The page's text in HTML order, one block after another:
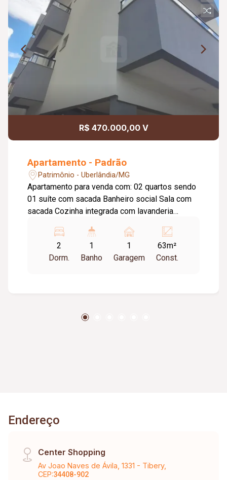
R$ 470.000,00 V
Apartamento - Padrão
Patrimônio - Uberlândia/MG
Apartamento para venda com: 02 quartos sendo
01 suíte com sacada Banheiro social Sala com
sacada Cozinha integrada com lavanderia
garagem 01 elevador Possui Marcenaria
2
Dorm.
1
Banho
1
Garagem
63m²
Const.
Endereço
Center Shopping
Av Joao Naves de Ávila, 1331 - Tibery,
CEP:34408-902